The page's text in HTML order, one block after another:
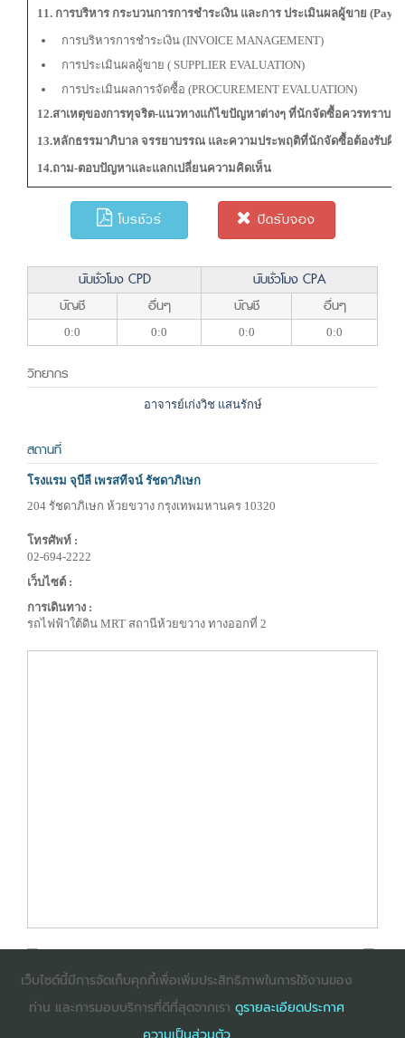
11. การบริหาร กระบวนการการชำระเงิน และการ ประเมินผลผู้ขาย
การบริหารการชำระเงิน (INVOICE MANAGEMENT)
การประเมินผลผู้ขาย ( SUPPLIER EVALUATION)
การประเมินผลการจัดซื้อ (PROCUREMENT EVALUATION)
12.สาเหตุของการทุจริต-แนวทางแก้ไขปัญหาต่างๆ ที่นักจัดซื้อควรทราบ
13.หลักธรรมาภิบาล จรรยาบรรณ และความประพฤติที่นักจัดซื้อต้องรับผิ
14.ถาม-ตอบปัญหาและแลกเปลี่ยนความคิดเห็น
โบรชัวร์ ปิดรับจอง
นับชั่วโมง CPD
นับชั่วโมง CPA
บัญชี
อื่นๆ บัญชี อื่นๆ
0:0 0:0 0:0 0:0
วิทยากร
อาจารย์เก่งวิช แสนรักษ์
สถานที่
โรงแรม จุบีลี เพรสทีจน์ รัชดาภิเษก
204 รัชดาภิเษก ห้วยขวาง กรุงเทพมหานคร 10320
โทรศัพท์ :
02-694-2222
เว็บไซต์ :
การเดินทาง :
รถไฟฟ้าใต้ดิน MRT สถานีห้วยขวาง ทางออกที่ 2
: InternetExplorer เวอร์ชั่น 10 ขึ้นไป
เว็บไซต์นี้มีการจัดเก็บคุกกี้เพื่อเพิ่มประสิทธิภาพในการใช้งานของ
ท่าน และการมอบบริการที่ดีที่สุดจากเรา ดูรายละเอียดประกาศ